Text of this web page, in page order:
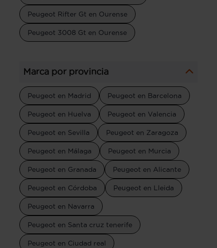
Peugeot Rifter Gt en Ourense
Peugeot 3008 Gt en Ourense
Marca por provincia
Peugeot en Madrid Peugeot en Barcelona
Peugeot en Huelva Peugeot en Valencia
Peugeot en Sevilla Peugeot en Zaragoza
Peugeot en Málaga Peugeot en Murcia
Peugeot en Granada Peugeot en Alicante
Peugeot en Córdoba Peugeot en Lleida
Peugeot en Navarra
Peugeot en Santa cruz tenerife
Peugeot en Ciudad real